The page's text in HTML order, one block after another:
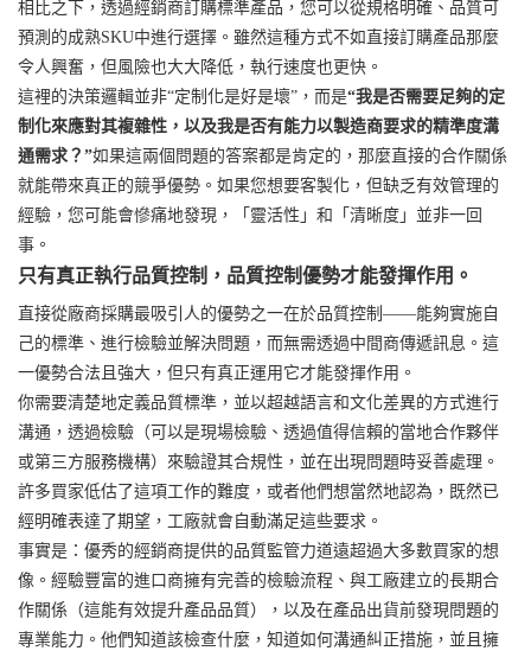
相比之下，透過經銷商訂購標準產品，您可以從規格明確、品質可
預測的成熟SKU中進行選擇。雖然這種方式不如直接訂購產品那麼
令人興奮，但風險也大大降低，執行速度也更快。
這裡的決策邏輯並非“定制化是好是壞”，而是“我是否需要足夠的定
制化來應對其複雜性，以及我是否有能力以製造商要求的精準度溝
通需求？”如果這兩個問題的答案都是肯定的，那麼直接的合作關係
就能帶來真正的競爭優勢。如果您想要客製化，但缺乏有效管理的
經驗，您可能會慘痛地發現，「靈活性」和「清晰度」並非一回
事。
只有真正執行品質控制，品質控制優勢才能發揮作用。
直接從廠商採購最吸引人的優勢之一在於品質控制——能夠實施自
己的標準、進行檢驗並解決問題，而無需透過中間商傳遞訊息。這
一優勢合法且強大，但只有真正運用它才能發揮作用。
你需要清楚地定義品質標準，並以超越語言和文化差異的方式進行
溝通，透過檢驗（可以是現場檢驗、透過值得信賴的當地合作夥伴
或第三方服務機構）來驗證其合規性，並在出現問題時妥善處理。
許多買家低估了這項工作的難度，或者他們想當然地認為，既然已
經明確表達了期望，工廠就會自動滿足這些要求。
事實是：優秀的經銷商提供的品質監管力道遠超過大多數買家的想
像。經驗豐富的進口商擁有完善的檢驗流程、與工廠建立的長期合
作關係（這能有效提升產品品質），以及在產品出貨前發現問題的
專業能力。他們知道該檢查什麼，知道如何溝通糾正措施，並且擁